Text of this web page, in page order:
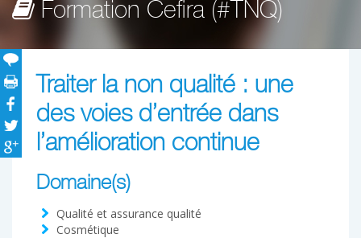
Formation Cefira (#TNQ)
Traiter la non qualité : une
des voies d’entrée dans
l’amélioration continue
Domaine(s)
Qualité et assurance qualité
Cosmétique